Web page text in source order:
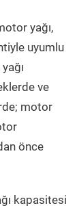
yağı,
uyumlu
ve
motor
önce
kapasitesi